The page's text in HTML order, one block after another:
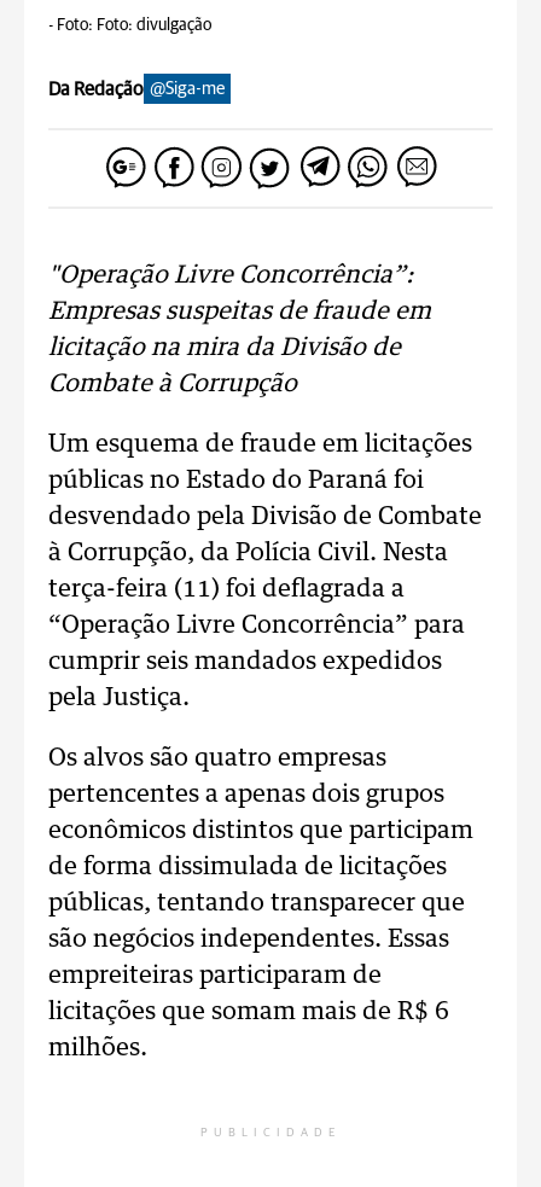
- Foto: Foto: divulgação
Da Redação @Siga-me
"Operação Livre Concorrência”:
Empresas suspeitas de fraude em
licitação na mira da Divisão de
Combate à Corrupção
Um esquema de fraude em licitações
públicas no Estado do Paraná foi
desvendado pela Divisão de Combate
à Corrupção, da Polícia Civil. Nesta
terça-feira (11) foi deflagrada a
“Operação Livre Concorrência” para
cumprir seis mandados expedidos
pela Justiça.
Os alvos são quatro empresas
pertencentes a apenas dois grupos
econômicos distintos que participam
de forma dissimulada de licitações
públicas, tentando transparecer que
são negócios independentes. Essas
empreiteiras participaram de
licitações que somam mais de R$ 6
milhões.
PUBLICIDADE